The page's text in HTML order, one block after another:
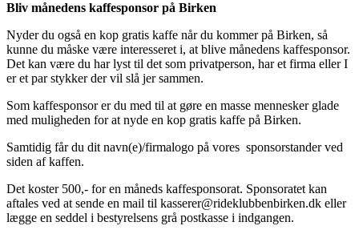
Bliv månedens kaffesponsor på Birken
Nyder du også en kop gratis kaffe når du kommer på Birken, så
kunne du måske være interesseret i, at blive månedens kaffesponsor.
Det kan være du har lyst til det som privatperson, har et firma eller I
er et par stykker der vil slå jer sammen.
Som kaffesponsor er du med til at gøre en masse mennesker glade
med muligheden for at nyde en kop gratis kaffe på Birken.
Samtidig får du dit navn(e)/firmalogo på vores sponsorstander ved
siden af kaffen.
Det koster 500,- for en måneds kaffesponsorat. Sponsoratet kan
aftales ved at sende en mail til kasserer@rideklubbenbirken.dk eller
lægge en seddel i bestyrelsens grå postkasse i indgangen.